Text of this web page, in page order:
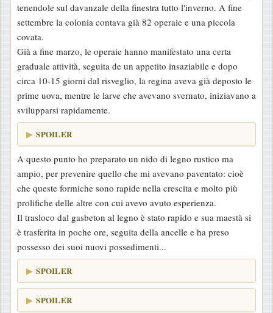
tenendole sul davanzale della finestra tutto l'inverno. A fine
settembre la colonia contava già 82 operaie e una piccola
covata.
Già a fine marzo, le operaie hanno manifestato una certa
graduale attività, seguita de un appetito insaziabile e dopo
circa 10-15 giorni dal risveglio, la regina aveva già deposto le
prime uova, mentre le larve che avevano svernato, iniziavano a
svilupparsi rapidamente.
SPOILER
A questo punto ho preparato un nido di legno rustico ma
ampio, per prevenire quello che mi avevano paventato: cioè
che queste formiche sono rapide nella crescita e molto più
prolifiche delle altre con cui avevo avuto esperienza.
Il trasloco dal gasbeton al legno è stato rapido e sua maestà si
è trasferita in poche ore, seguita della ancelle e ha preso
possesso dei suoi nuovi possedimenti...
SPOILER
SPOILER